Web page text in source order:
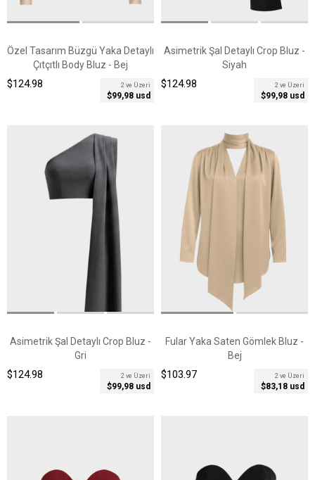
Özel Tasarım Büzgü Yaka Detaylı
Çıtçıtlı Body Bluz - Bej
2 ve Üzeri
$99,98 usd
$124.98
Asimetrik Şal Detaylı Crop Bluz -
Siyah
2 ve Üzeri
$99,98 usd
$124.98
Asimetrik Şal Detaylı Crop Bluz -
Gri
2 ve Üzeri
$99,98 usd
$124.98
Fular Yaka Saten Gömlek Bluz -
Bej
2 ve Üzeri
$83,18 usd
$103.97